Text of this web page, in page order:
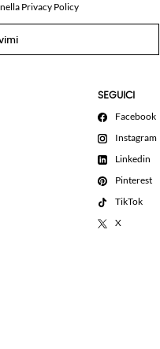
Privacy Policy
SEGUICI
Facebook
Instagram
Linkedin
Pinterest
TikTok
X